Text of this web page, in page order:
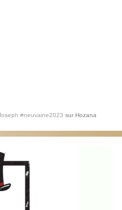
#neuvaine2023 sur Hozana